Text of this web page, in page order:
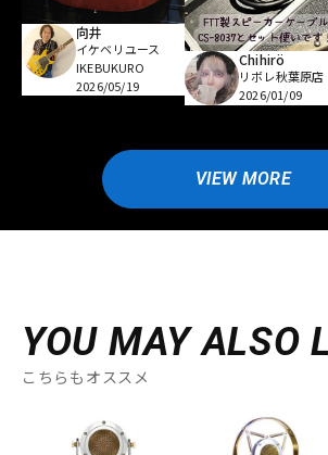
向井
イケベリユース
IKEBUKURO
2026/05/19
Chihirö
リボレ秋葉原店
2026/01/09
VIEW MORE
YOU MAY ALSO
こちらもオススメ